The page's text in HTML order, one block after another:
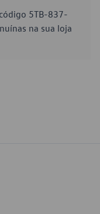
5TB-837-
na sua loja